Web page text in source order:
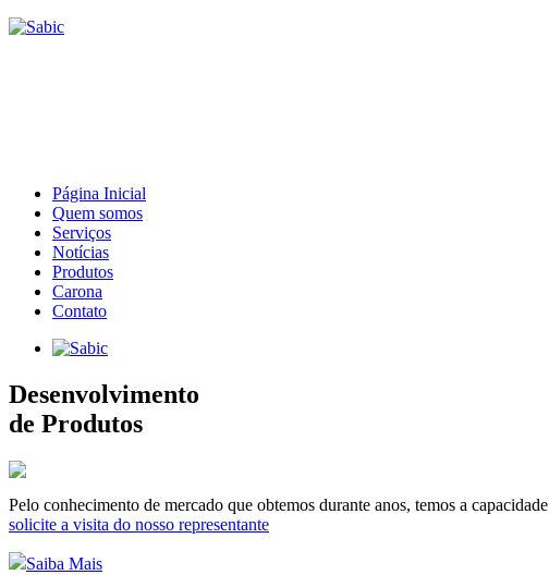
Página Inicial
Quem somos
Serviços
Notícias
Produtos
Carona
Contato
Desenvolvimento
de Produtos
Pelo conhecimento de mercado que obtemos durante anos, temos a
solicite a visita do nosso representante
Saiba Mais